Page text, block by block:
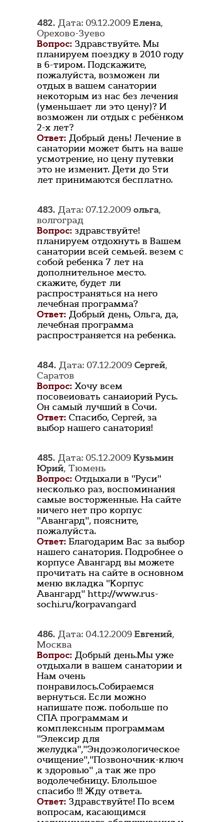
482. Дата: 09.12.2009 Елена,
Орехово-Зуево
Вопрос: Здравствуйте. Мы
планируем поездку в 2010 году
в 6-тиром. Подскажите,
пожалуйста, возможен ли
отдых в вашем санатории
некоторым из нас без лечения
(уменьшает ли это цену)? И
возможен ли отдых с ребёнком
2-х лет?
Ответ: Добрый день! Лечение в
санатории может быть на ваше
усмотрение, но цену путевки
это не изменит. Дети до 5ти
лет принимаются бесплатно.
483. Дата: 07.12.2009 ольга,
волгоград
Вопрос: здравствуйте!
планируем отдохнуть в Вашем
санатории всей семьей. везем с
собой ребенка 7 лет на
дополнительное место.
скажите, будет ли
распространяться на него
лечебная программа?
Ответ: Добрый день, Ольга, да,
лечебная программа
распространяется на ребенка.
484. Дата: 07.12.2009 Сергей,
Саратов
Вопрос: Хочу всем
посовеиовать санаиорий Русь.
Он самый лучший в Сочи.
Ответ: Спасибо, Сергей, за
выбор нашего санатория!
485. Дата: 05.12.2009 Кузьмин
Юрий, Тюмень
Вопрос: Отдыхали в "Руси"
несколько раз, воспоминания
самые восторженные. На сайте
ничего нет про корпус
"Авангард", поясните,
пожалуйста.
Ответ: Благодарим Вас за выбор
нашего санатория. Подробнее о
корпусе Авангард вы можете
прочитать на сайте в основном
меню вкладка "Корпус
Авангард" http://www.rus-
sochi.ru/korpavangard
486. Дата: 04.12.2009 Eвгений,
Москва
Вопрос: Добрый день.Мы уже
отдыхали в вашем санатории и
Нам очень
понравилось.Собираемся
вернуться. Если можно
напишате пож. побольше по
СПА программам и
комплексным программам
"Элексир для
желудка","Эндоэкологическое
очищение","Позвоночник-ключ
к здоровью" ,а так же про
водолечебницу. Блольшое
спасибо !!! Жду ответа.
Ответ: Здравствуйте! По всем
вопросам, касающимся